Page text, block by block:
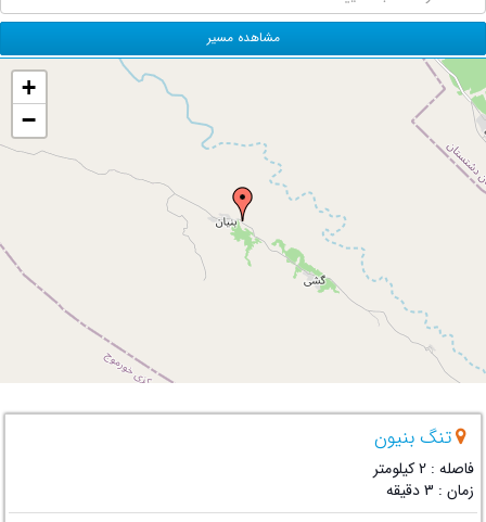
مشاهده مسیر
+
−
تنگ بنیون
فاصله : 2 کیلومتر
زمان : 3 دقیقه